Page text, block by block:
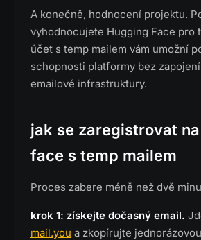
A konečně, hodnocení projektu.
vyhodnocujete Hugging Face pro
účet s temp mailem vám umožní
schopnosti platformy bez
emailové infrastruktury.
jak se zaregistrovat
face s temp mailem
Proces zabere méně než dvě
krok 1: získejte dočasný email.
mail.you a zkopírujte